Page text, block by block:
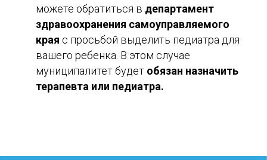
можете обратиться в департамент
здравоохранения самоуправляемого
края с просьбой выделить педиатра для
вашего ребенка. В этом случае
муниципалитет будет обязан назначить
терапевта или педиатра.